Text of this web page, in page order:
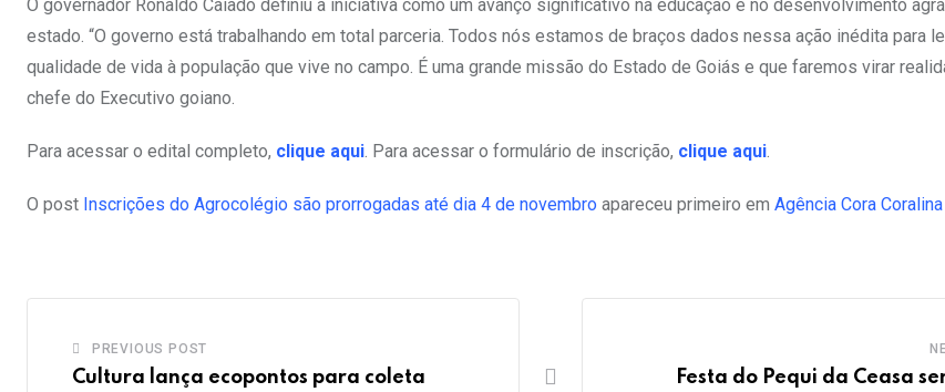
O governador Ronaldo Caiado definiu a iniciativa como um avanço significativo na educação e no desenvolvimento
estado. “O governo está trabalhando em total parceria. Todos nós estamos de braços dados nessa ação inédita para
qualidade de vida à população que vive no campo. É uma grande missão do Estado de Goiás e que faremos virar
chefe do Executivo goiano.
Para acessar o edital completo, clique aqui. Para acessar o formulário de inscrição, clique aqui.
O post Inscrições do Agrocolégio são prorrogadas até dia 4 de novembro apareceu primeiro em Agência Cora
PREVIOUS POST
Cultura lança ecopontos para coleta
Festa do Pequi da Ceasa